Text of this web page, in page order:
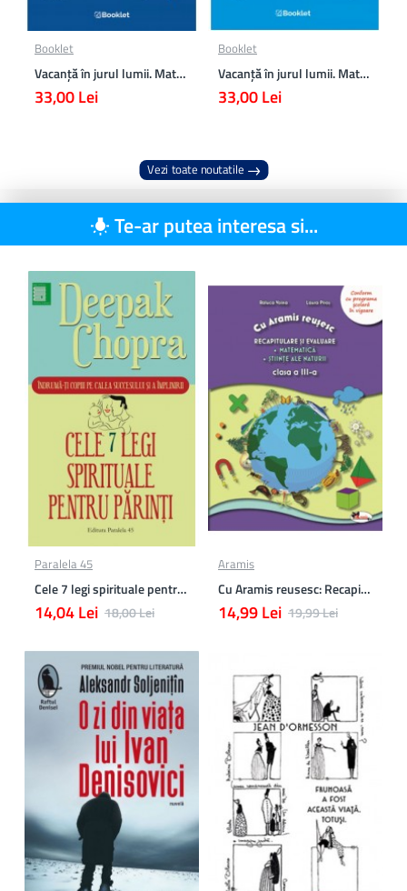
Booklet
Vacanță în jurul lumii. Matematică clasa a VII-a – EDIȚIA 2026
33,00 Lei
Booklet
Vacanță în jurul lumii. Matematică clasa a VI-a – EDIȚIA 2026
33,00 Lei
Vezi toate noutatile
Te-ar putea interesa si...
Paralela 45
Cele 7 legi spirituale pentru parinti
14,04 Lei 18,00 Lei
Aramis
Cu Aramis reusesc: Recapitulare si evaluare - Clasa a 3-a (Matematica si Stiinte ale naturii)
14,99 Lei 19,99 Lei